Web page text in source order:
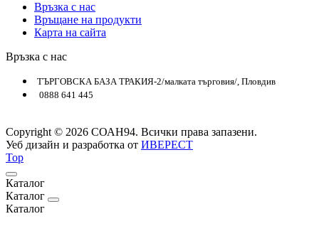
Връзка с нас
Връщане на продукти
Карта на сайта
Връзка с нас
ТЪРГОВСКА БАЗА ТРАКИЯ-2/малката търговия/, Пловдив
0888 641 445
Copyright © 2026 СОАН94. Всички права запазени.
Уеб дизайн и разработка от ИВЕРЕСТ
Top
Каталог
Каталог
Каталог